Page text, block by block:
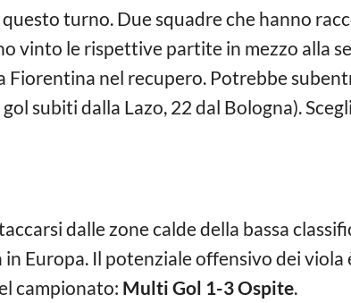
turno. Due squadre che hanno
vinto le rispettive partite in mezzo alla
nel recupero. Potrebbe
subiti dalla Lazo, 22 dal Bologna).
dalle zone calde della bassa
Europa. Il potenziale offensivo dei viola
campionato: Multi Gol 1-3 Ospite.